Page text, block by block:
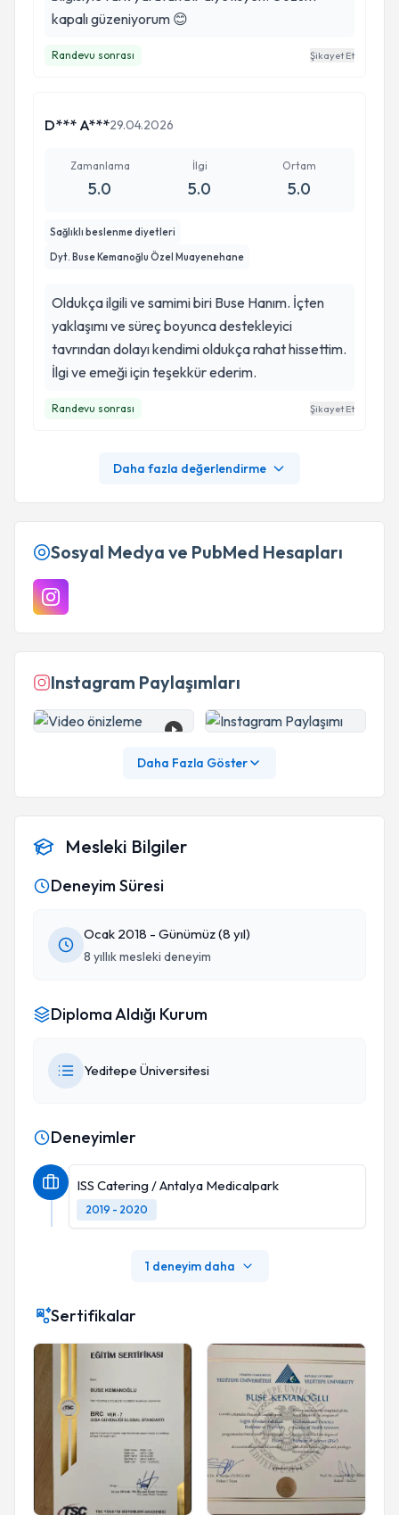
kapalı güzeniyorum 😊
Randevu sonrası Şikayet Et
D*** A***29.04.2026
Zamanlama
5.0
İlgi
5.0
Ortam
5.0
Sağlıklı beslenme diyetleri
Dyt. Buse Kemanoğlu Özel Muayenehane
Oldukça ilgili ve samimi biri Buse Hanım. İçten
yaklaşımı ve süreç boyunca destekleyici
tavrından dolayı kendimi oldukça rahat hissettim.
İlgi ve emeği için teşekkür ederim.
Randevu sonrası Şikayet Et
Daha fazla değerlendirme
Sosyal Medya ve PubMed Hesapları
Instagram Paylaşımları
Daha Fazla Göster
Mesleki Bilgiler
Deneyim Süresi
Ocak 2018 - Günümüz (8 yıl)
8 yıllık mesleki deneyim
Diploma Aldığı Kurum
Yeditepe Üniversitesi
Deneyimler
ISS Catering / Antalya Medicalpark
2019 - 2020
1 deneyim daha
Sertifikalar